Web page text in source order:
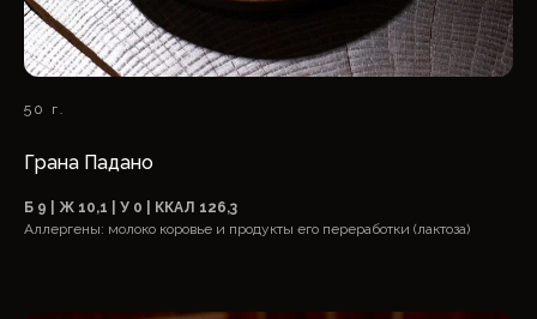
50 г.
Грана Падано
Б 9 | Ж 10,1 | У 0 | ККАЛ 126,3
Аллергены: молоко коровье и продукты его переработки (лактоза)